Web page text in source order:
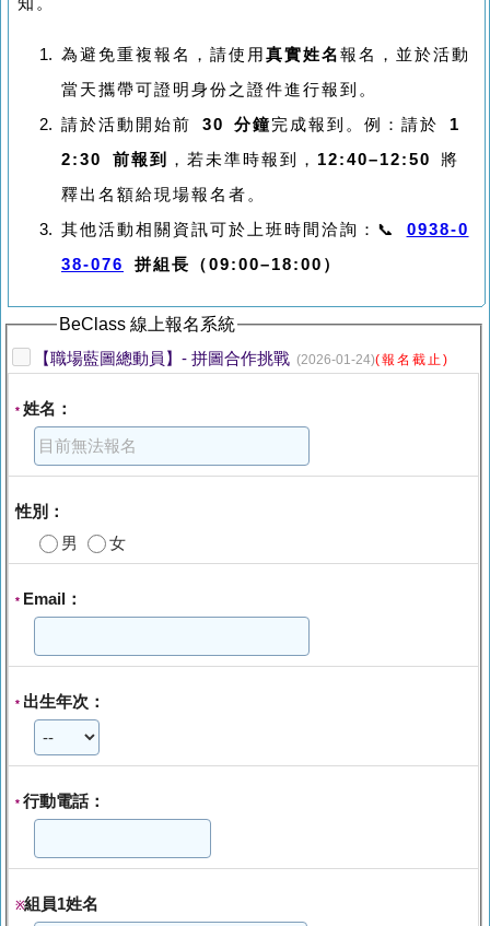
為避免重複報名，請使用 真實姓名報名，並於活動
當天攜帶可證明身份之證件進行報到。
請於活動開始前 30 分鐘完成報到。例：請於 1
2:30 前報到
，若未準時報到， 12:40–12:50 將
釋出名額給現場報名者。
其他活動相關資訊可於上班時間洽詢：📞 0938-0
38-076
拼組長（09:00–18:00）
BeClass 線上報名系統
【職場藍圖總動員】- 拼圖合作挑戰 (2026-01-24)(報名截止)
* 姓名：
性別：
男
女
* Email：
* 出生年次：
* 行動電話：
※組員1姓名